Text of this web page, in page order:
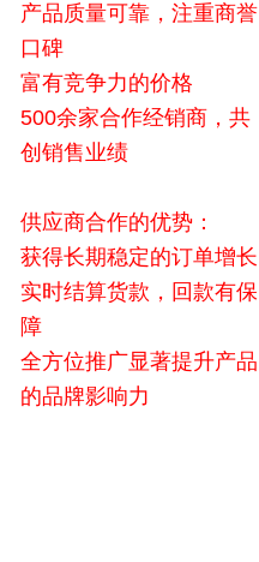
产品质量可靠，注重商誉
口碑
富有竞争力的价格
500余家合作经销商，共
创销售业绩
供应商合作的优势：
获得长期稳定的订单增长
实时结算货款，回款有保
障
全方位推广显著提升产品
的品牌影响力